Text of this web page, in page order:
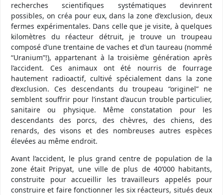
recherches scientifiques systématiques devinrent
possibles, on créa pour eux, dans la zone d’exclusion, deux
fermes expérimentales. Dans celle que je visite, à quelques
kilomètres du réacteur détruit, je trouve un troupeau
composé d’une trentaine de vaches et d’un taureau (nommé
“Uranium”!), appartenant à la troisième génération après
l’accident. Ces animaux ont été nourris de fourrage
hautement radioactif, cultivé spécialement dans la zone
d’exclusion. Ces descendants du troupeau “originel” ne
semblent souffrir pour l’instant d’aucun trouble particulier,
sanitaire ou physique. Même constatation pour les
descendants des porcs, des chèvres, des chiens, des
renards, des visons et des nombreuses autres espèces
élevées au même endroit.
Avant l’accident, le plus grand centre de population de la
zone était Pripyat, une ville de plus de 40’000 habitants,
construite pour accueillir les travailleurs appelés pour
construire et faire fonctionner les six réacteurs, situés deux